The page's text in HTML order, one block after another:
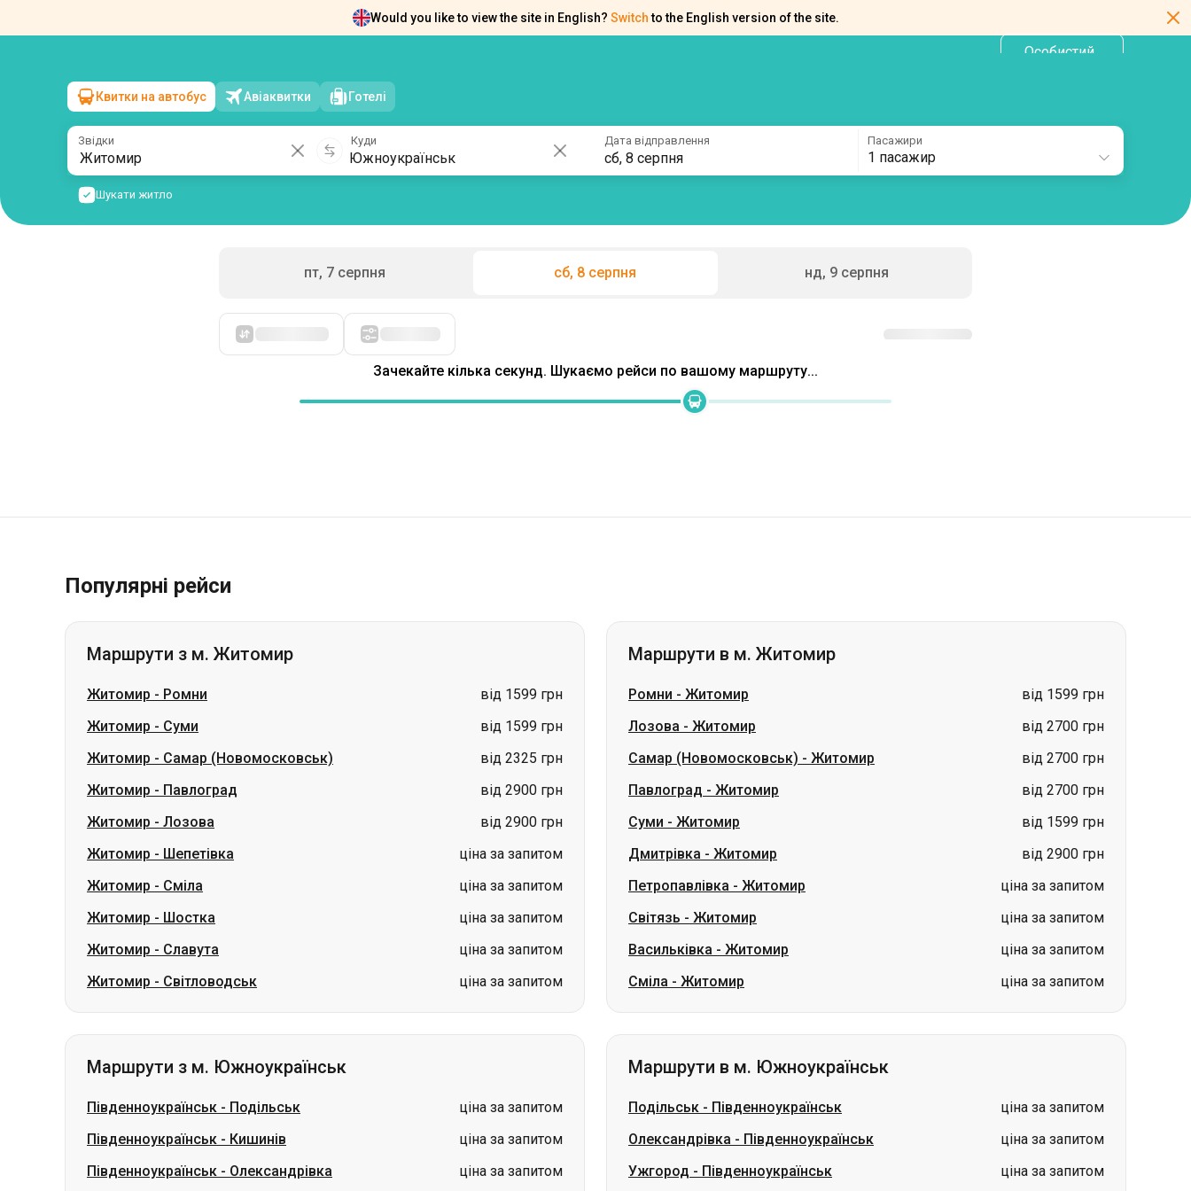
Would you like to view the site in English? Switch to the English version of the site.
Особистий
Житомир→Южноукраїнськ
сб, 8 серпня/1 пасажир
Квитки на автобус Авіаквитки Готелі
Звідки Куди Дата відправлення
сб, 8 серпня
Пасажири
1 пасажир
Шукати житло
пт, 7 серпня сб, 8 серпня нд, 9 серпня
Спочатку дешеві
Житомир Ромни
Житомир- Самар (Новомосковськ)
Житомир-Павлоград
від 2900 грн
Житомир-Лозова
від 2900 грн
Житомир-Шепетівка
ціна за запитом
Житомир-Сміла
ціна за запитом
Житомир-Шостка
ціна за запитом
Житомир-Славута
ціна за запитом
Житомир-Світловодськ ціна за запитом
Самар (Новомосковськ)-Житомир
Павлоград-Житомир
від 2700 грн
Суми-Житомир
від 1599 грн
Дмитрівка-Житомир
від 2900 грн
Петропавлівка-Житомир
ціна за запитом
Світязь-Житомир
ціна за запитом
Васильківка-Житомир
ціна за запитом
Сміла-Житомир ціна за запитом
Маршрути з м. Южноукраїнськ
Південноукраїнськ-Подільськ
ціна за запитом
Південноукраїнськ-Олександрівка
Південноукраїнськ-Бердичів
ціна за запитом
Південноукраїнськ-Запоріжжя
ціна за запитом
Південноукраїнськ-Харків
ціна за запитом
Маршрути в м. Южноукраїнськ
Подільськ-Південноукраїнськ
ціна за запитом
Ужгород- Південноукраїнськ
Івано-Франківськ-Південноукраїнськ
ціна за запитом
Кишинів-Південноукраїнськ
ціна за запитом
Київ-Південноукраїнськ
ціна за запитом